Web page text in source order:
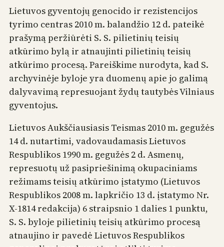
Lietuvos gyventojų genocido ir rezistencijos
tyrimo centras 2010 m. balandžio 12 d. pateikė
prašymą peržiūrėti S. S. pilietinių teisių
atkūrimo bylą ir atnaujinti pilietinių teisių
atkūrimo procesą. Pareiškime nurodyta, kad S.
archyvinėje byloje yra duomenų apie jo galimą
dalyvavimą represuojant žydų tautybės Vilniaus
gyventojus.
Lietuvos Aukščiausiasis Teismas 2010 m. gegužės
14 d. nutartimi, vadovaudamasis Lietuvos
Respublikos 1990 m. gegužės 2 d. Asmenų,
represuotų už pasipriešinimą okupaciniams
režimams teisių atkūrimo įstatymo (Lietuvos
Respublikos 2008 m. lapkričio 13 d. įstatymo Nr.
X-1814 redakcija) 6 straipsnio 1 dalies 1 punktu,
S. S. byloje pilietinių teisių atkūrimo procesą
atnaujino ir pavedė Lietuvos Respublikos